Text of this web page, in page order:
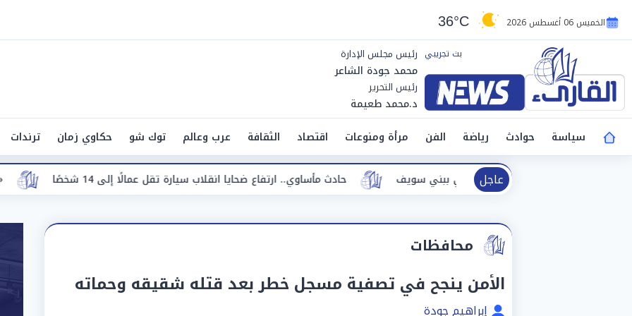
الخميس 06 أغسطس 2026 36°C
رئيس مجلس الإدارة
محمد جودة الشاعر
رئيس التحرير
د.محمد طعيمة
سياسة
حوادث رياضة الفن مرأة ومنوعات اقتصاد الثقافة عرب وعالم توك شو حكاوي زمان ترندات
عاجل
«تحرك عاجل».. وزير حادث مأساوي.. ارتفاع ضحايا انقلاب سيارة تقل عمالًا إلى 14 شخصًا حادث نفق الودي ببني سويف
محافظات
الأمن ينجح في تصفية مسجل خطر بعد قتله شقيقه وحماته
إبراهيم جودة